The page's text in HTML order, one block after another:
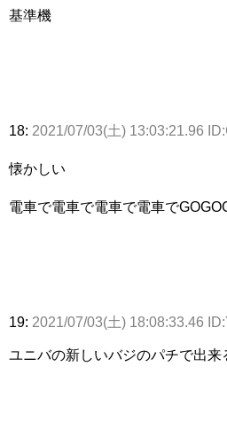
基準機
18: 2021/07/03(土) 13:03:21.96
懐かしい
電車で電車で電車で電車で
19: 2021/07/03(土) 18:08:33.46
ユニバの新しいバジのパチで出来